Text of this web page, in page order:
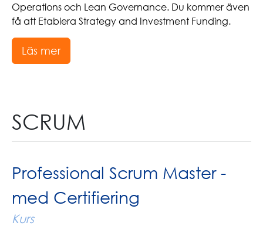
Operations och Lean Governance. Du kommer även
få att Etablera Strategy and Investment Funding.
Läs mer
SCRUM
Professional Scrum Master -
med Certifiering
Kurs